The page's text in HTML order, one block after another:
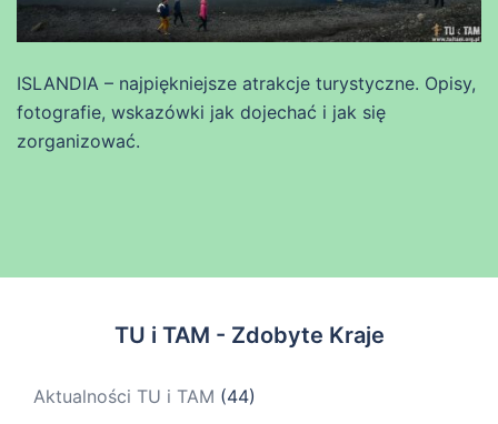
ISLANDIA – najpiękniejsze atrakcje turystyczne. Opisy,
fotografie, wskazówki jak dojechać i jak się
zorganizować.
TU i TAM - Zdobyte Kraje
Aktualności TU i TAM (44)